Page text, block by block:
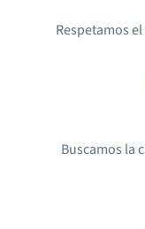
Respetamos
Buscamos la